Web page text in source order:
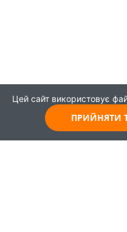
Цей сайт використовує
ПРИЙНЯТИ